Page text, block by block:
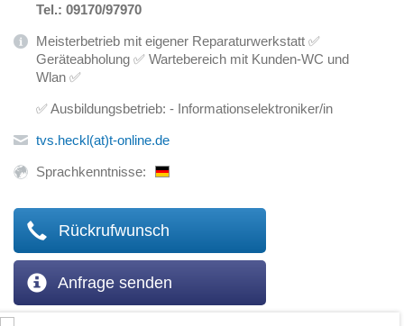
Tel.: 09170/97970
Meisterbetrieb mit eigener Reparaturwerkstatt ✅
Geräteabholung ✅ Wartebereich mit Kunden-WC und
Wlan ✅
✅ Ausbildungsbetrieb: - Informationselektroniker/in
tvs.heckl(at)t-online.de
Sprachkenntnisse:
Rückrufwunsch
Anfrage senden